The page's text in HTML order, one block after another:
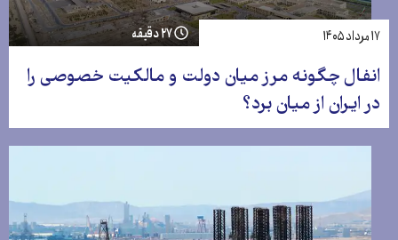
انفال چگونه مرز میان دولت و مالکیت خصوصی را
در ایران از میان برد؟
۱۷ مرداد ۱۴۰۵ ۲۷ دقیقه